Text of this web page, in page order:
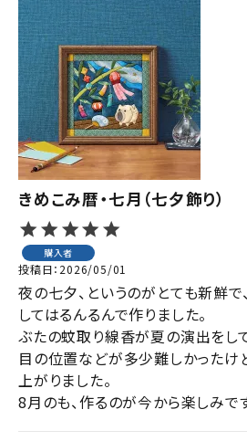
きめこみ暦・七月（七夕飾り）
購入者
投稿日 2026/05/01
夜の七夕、というのがとても新鮮で
してはるんるんで作りました。
ぶたの蚊取り線香が夏の演出をし
目の位置などが多少難しかったけ
上がりました。
8月のも、作るのが今から楽しみで